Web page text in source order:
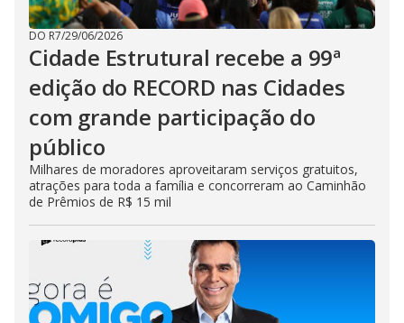
DO R7/29/06/2026
Cidade Estrutural recebe a 99ª
edição do RECORD nas Cidades
com grande participação do
público
Milhares de moradores aproveitaram serviços gratuitos,
atrações para toda a família e concorreram ao Caminhão
de Prêmios de R$ 15 mil